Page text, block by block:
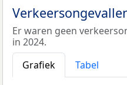
Er waren geen
in 2024.
Grafiek
Tabel